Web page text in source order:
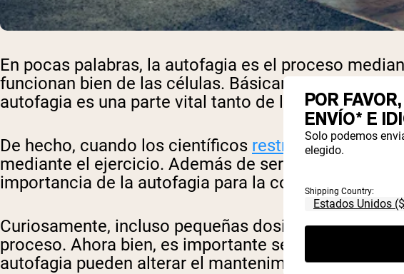
En pocas palabras, la autofagia es el proceso
funcionan bien de las células. Básicamente, se
autofagia es una parte vital tanto de la
De hecho, cuando los científicos restringieron la
mediante el ejercicio. Además de ser algo terrible
importancia de la autofagia para la construcción y
Curiosamente, incluso pequeñas dosis de
proceso. Ahora bien, es importante señalar que la
autofagia pueden alterar el mantenimiento de la
POR
ENVÍO* E
Solo podemos
elegido.
Shipping Country: